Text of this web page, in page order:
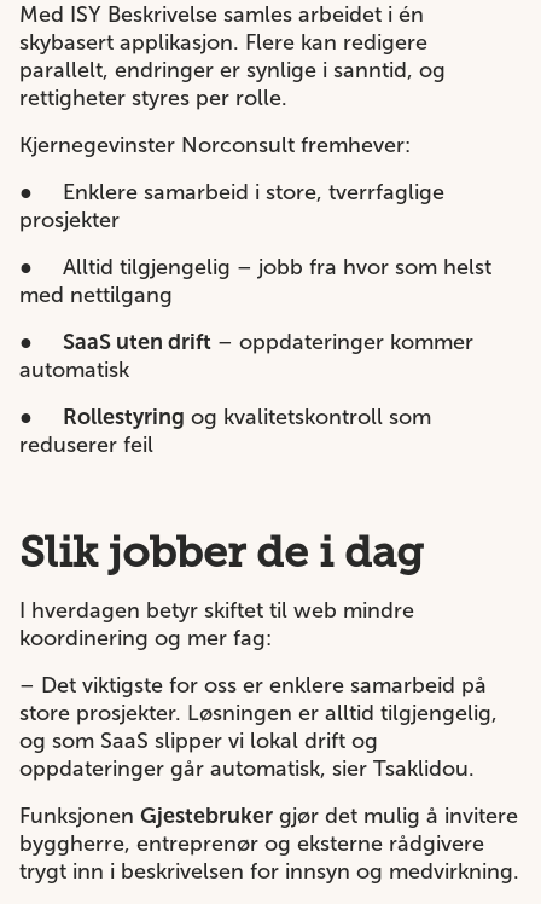
Med ISY Beskrivelse samles arbeidet i én
skybasert applikasjon. Flere kan redigere
parallelt, endringer er synlige i sanntid, og
rettigheter styres per rolle.
Kjernegevinster Norconsult fremhever:
●
Enklere samarbeid i store, tverrfaglige
prosjekter
●
Alltid tilgjengelig – jobb fra hvor som helst
med nettilgang
●
SaaS uten drift – oppdateringer kommer
automatisk
●
Rollestyring og kvalitetskontroll som
reduserer feil
Slik jobber de i dag
I hverdagen betyr skiftet til web mindre
koordinering og mer fag:
– Det viktigste for oss er enklere samarbeid på
store prosjekter. Løsningen er alltid tilgjengelig,
og som SaaS slipper vi lokal drift og
oppdateringer går automatisk, sier Tsaklidou.
Funksjonen Gjestebruker gjør det mulig å invitere
byggherre, entreprenør og eksterne rådgivere
trygt inn i beskrivelsen for innsyn og medvirkning.